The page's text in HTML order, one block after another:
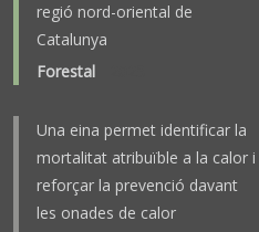
regió nord-oriental de
Catalunya
Forestal
Una eina permet identificar la
mortalitat atribuïble a la calor i
reforçar la prevenció davant
les onades de calor